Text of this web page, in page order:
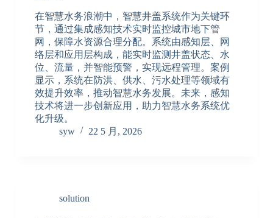
在智慧水务浪潮中，智慧井盖系统作为关键环
节，通过集成感知技术实时监控城市地下管
网，保障水资源合理分配。系统由感知层、网
络层和应用层构成，能实时监测井盖状态、水
位、流量，并智能预警，实现远程管理。案例
显示，系统在防洪、供水、污水处理等领域有
效提升效率，推动智慧水务发展。未来，感知
技术将进一步创新应用，助力智慧水务系统优
化升级。
syw
22 5 月, 2026
solution